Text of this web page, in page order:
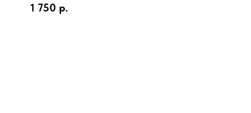
1 750 р.